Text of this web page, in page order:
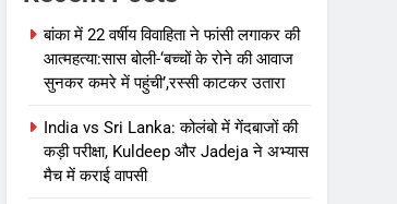
बांका में 22 वर्षीय विवाहिता ने फांसी लगाकर की
आत्महत्या:सास बोली-‘बच्चों के रोने की आवाज
सुनकर कमरे में पहुंची’,रस्सी काटकर उतारा
India vs Sri Lanka: कोलंबो में गेंदबाजों की
कड़ी परीक्षा, Kuldeep और Jadeja ने अभ्यास
मैच में कराई वापसी